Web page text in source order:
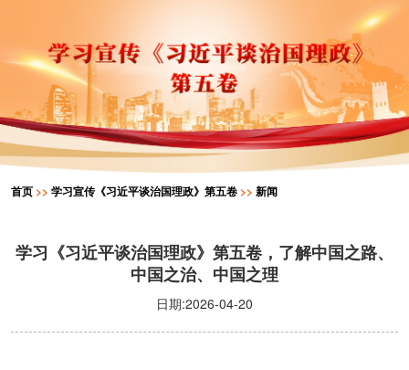
首页 >> 学习宣传《习近平谈治国理政》第五卷 >> 新闻
学习《习近平谈治国理政》第五卷，了解中国之路、
中国之治、中国之理
日期:2026-04-20